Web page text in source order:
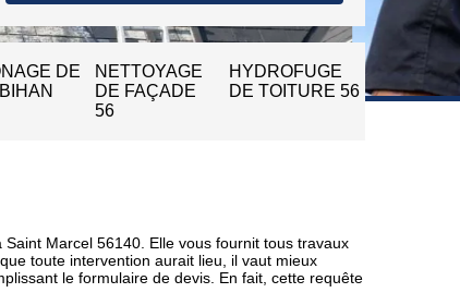
DE
NETTOYAGE
DE FAÇADE
56
HYDROFUGE
DE TOITURE 56
Marcel 56140. Elle vous fournit tous travaux
toute intervention aurait lieu, il vaut mieux
le formulaire de devis. En fait, cette requête